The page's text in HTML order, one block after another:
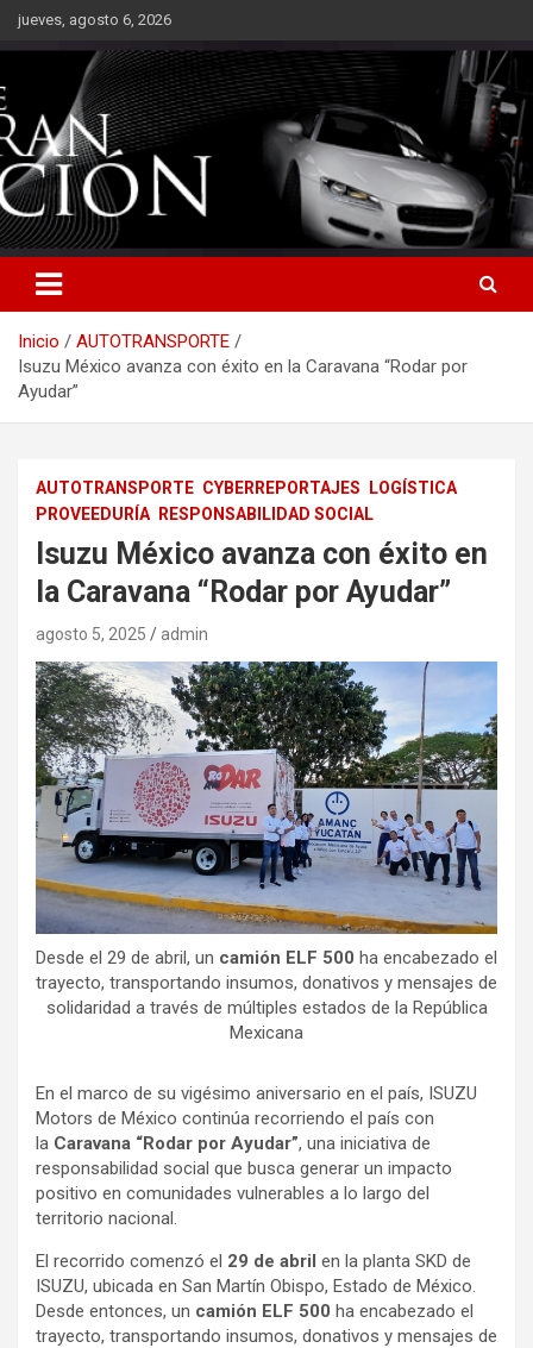
Saltarjueves, agosto 6, 2026
Inicio
AUTOTRANSPORTE
Isuzu México avanza con éxito en la Caravana “Rodar por
Ayudar”
AUTOTRANSPORTE CYBERREPORTAJES
LOGÍSTICA
PROVEEDURÍA
RESPONSABILIDAD SOCIAL
Isuzu México avanza con éxito en
la Caravana “Rodar por Ayudar”
agosto 5, 2025 admin
Desde el 29 de abril, un camión ELF 500 ha encabezado el
trayecto, transportando insumos, donativos y mensajes de
solidaridad a través de múltiples estados de la República
Mexicana
En el marco de su vigésimo aniversario en el país, ISUZU
Motors de México continúa recorriendo el país con
la Caravana “Rodar por Ayudar”, una iniciativa de
responsabilidad social que busca generar un impacto
positivo en comunidades vulnerables a lo largo del
territorio nacional.
El recorrido comenzó el 29 de abril en la planta SKD de
ISUZU, ubicada en San Martín Obispo, Estado de México.
Desde entonces, un camión ELF 500 ha encabezado el
trayecto, transportando insumos, donativos y mensajes de